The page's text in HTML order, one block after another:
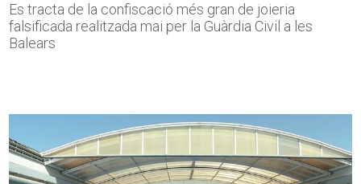
Es tracta de la confiscació més gran de joieria
falsificada realitzada mai per la Guàrdia Civil a les
Balears